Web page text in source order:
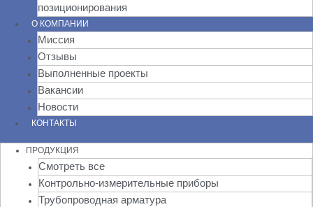
позиционирования
О КОМПАНИИ
Миссия
Отзывы
Выполненные проекты
Вакансии
Новости
КОНТАКТЫ
ПРОДУКЦИЯ
Смотреть все
Контрольно-измерительные приборы
Трубопроводная арматура